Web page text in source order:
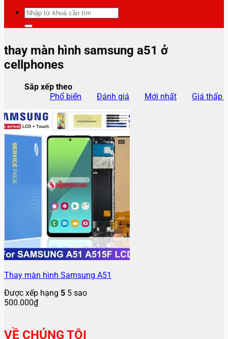
Tìm
kiếm:
thay màn hình samsung a51 ở
cellphones
Sắp xếp theo
Phổ biến
Đánh giá Mới nhất Giá thấp
Thay màn hình Samsung A51
Được xếp hạng 5 5 sao
500.000₫
VỀ CHÚNG TÔI